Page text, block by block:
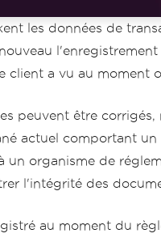
les données de
a vu au moment
peuvent être
actuel comportant
organisme de
l'intégrité des
au moment du